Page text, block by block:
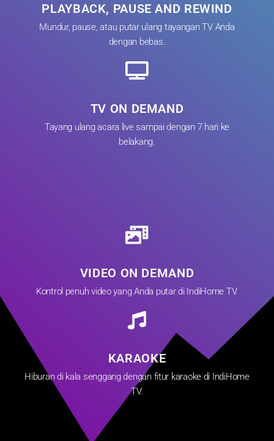
PLAYBACK, PAUSE AND REWIND
Mundur, pause, atau putar ulang tayangan TV Anda
dengan bebas.
TV ON DEMAND
Tayang ulang acara live sampai dengan 7 hari ke
belakang.
VIDEO ON DEMAND
Kontrol penuh video yang Anda putar di IndiHome TV.
KARAOKE
Hiburan di kala senggang dengan fitur karaoke di IndiHome
TV.